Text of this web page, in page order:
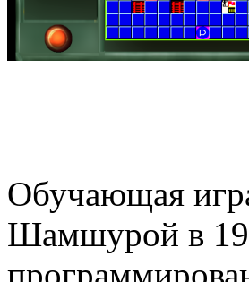
Обучающая
Шамшурой в